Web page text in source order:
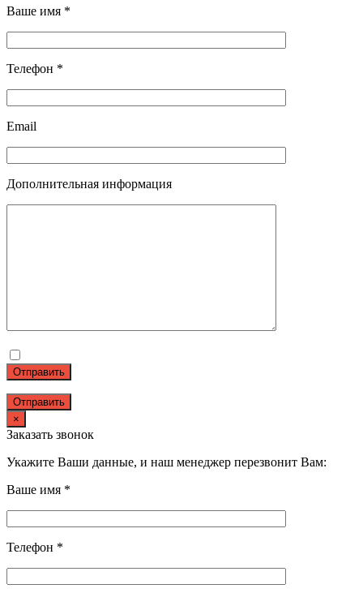
Ваше имя *
Телефон *
Email
Дополнительная информация
Отправить
×
Заказать звонок
Укажите Ваши данные, и наш менеджер перезвонит Вам:
Ваше имя *
Телефон *